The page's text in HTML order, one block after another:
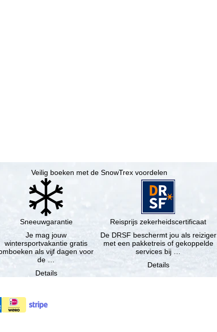
Veilig boeken met de SnowTrex voordelen
Sneeuwgarantie
Je mag jouw
wintersportvakantie gratis
als vijf dagen voor
de …
Details
Reisprijs zekerheidscertificaat
De DRSF beschermt jou als reiziger
met een pakketreis of gekoppelde
services bij …
Details